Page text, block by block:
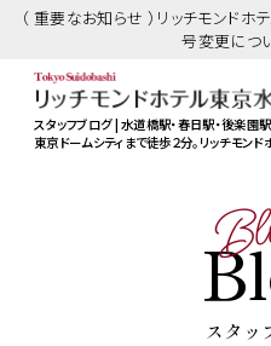
（ 重要なお知らせ ）リッチモンド
号変更に
スタッフブログ | 水道橋駅・春日駅・後楽園
東京ドームシティまで徒歩２分。リッチモン
スタッ